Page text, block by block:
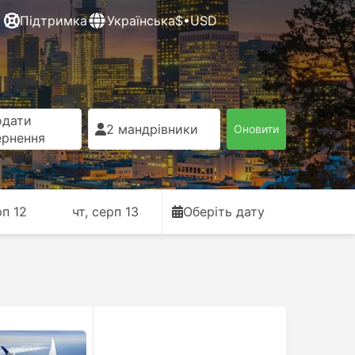
Підтримка Українська$•USD
2 мандрівники Оновити
12 чт, серп 13 Оберіть дату